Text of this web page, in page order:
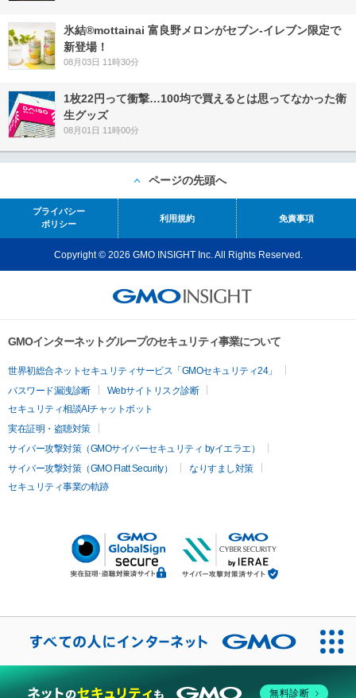
氷結®mottainai 富良野メロンがセブン‐イレブン限定で
新登場！
08月03日 11時30分
1枚22円って衝撃…100均で買えるとは思ってなかった衛
生グッズ
08月01日 11時00分
ページの先頭へ
プライバシー
ポリシー
利用規約 免責事項
Copyright © 2026 GMO INSIGHT Inc. All Rights Reserved.
GMOインターネットグループのセキュリティ事業について
世界初総合ネットセキュリティサービス「GMOセキュリティ24」
パスワード漏洩診断
Webサイトリスク診断
セキュリティ相談AIチャットボット
実在証明・盗聴対策
サイバー攻撃対策（GMOサイバーセキュリティ byイエラエ）
サイバー攻撃対策（GMO Flatt Security）
なりすまし対策
セキュリティ事業の軌跡
無料診断